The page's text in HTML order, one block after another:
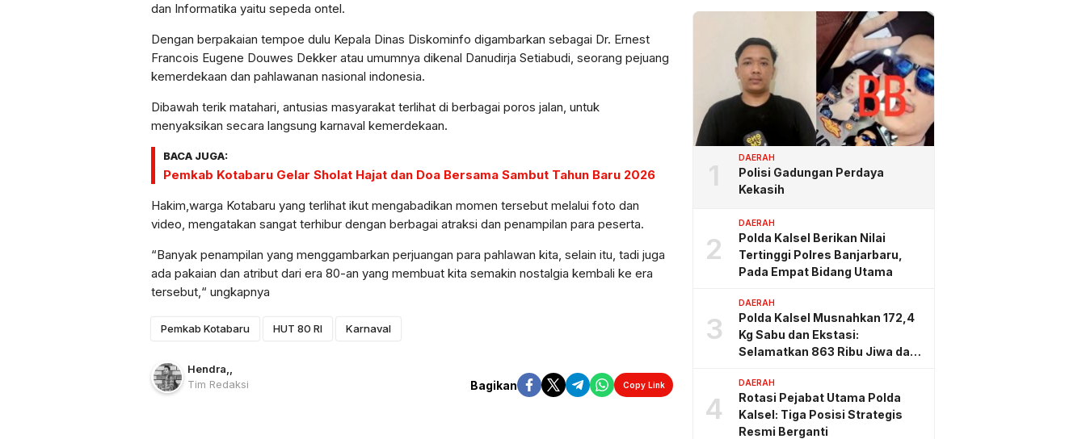
dan Informatika yaitu sepeda ontel.
Dengan berpakaian tempoe dulu Kepala Dinas Diskominfo digambarkan sebagai Dr. Ernest
Francois Eugene Douwes Dekker atau umumnya dikenal Danudirja Setiabudi, seorang pejuang
kemerdekaan dan pahlawanan nasional indonesia.
Dibawah terik matahari, antusias masyarakat terlihat di berbagai poros jalan, untuk
menyaksikan secara langsung karnaval kemerdekaan.
BACA JUGA:
Pemkab Kotabaru Gelar Sholat Hajat dan Doa Bersama Sambut Tahun Baru 2026
Hakim,warga Kotabaru yang terlihat ikut mengabadikan momen tersebut melalui foto dan
video, mengatakan sangat terhibur dengan berbagai atraksi dan penampilan para peserta.
“Banyak penampilan yang menggambarkan perjuangan para pahlawan kita, selain itu, tadi juga
ada pakaian dan atribut dari era 80-an yang membuat kita semakin nostalgia kembali ke era
tersebut,“ ungkapnya
Pemkab Kotabaru HUT 80 RI Karnaval
Hendra
Tim Redaksi
Bagikan Copy Link
1
DAERAH
Polisi Gadungan Perdaya
Kekasih
2
DAERAH
Polda Kalsel Berikan Nilai
Tertinggi Polres Banjarbaru,
Pada Empat Bidang Utama
3
DAERAH
Polda Kalsel Musnahkan 172,4
Kg Sabu dan Ekstasi:
Selamatkan 863 Ribu Jiwa dan
Triliun
4
DAERAH
Rotasi Pejabat Utama Polda
Kalsel: Tiga Posisi Strategis
Resmi Berganti